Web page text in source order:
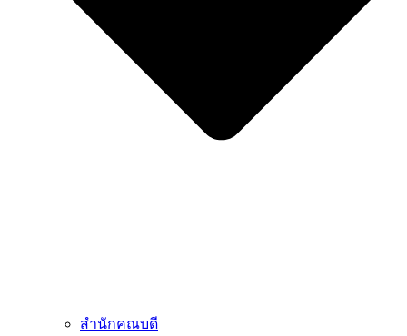
สำนักคณบดี